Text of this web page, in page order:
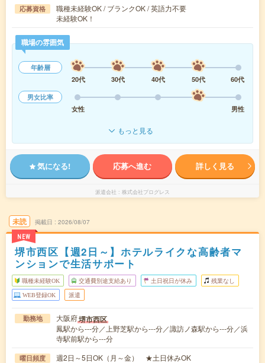
応募資格
職種未経験OK / ブランクOK / 英語力不要
未経験OK！
職場の雰囲気
年齢層
20代
30代 40代 50代
60代
男女比率
女性
男性
もっと見る
気になる! 応募へ進む 詳しく見る
派遣会社 株式会社プログレス
未読
NEW
掲載日 2026/08/07
堺市西区【週2日～】ホテルライクな高齢者マ
ンションで生活サポート
職種未経験OK 交通費別途支給あり 土日祝日が休み 残業なし
WEB登録OK 派遣
勤務地 大阪府堺市西区
鳳駅から---分／上野芝駅から---分／諏訪ノ森駅から---分／浜
寺駅前駅から---分
曜日頻度 週2日～5日OK（月～金） ★土日休みOK